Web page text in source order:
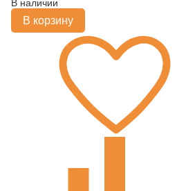
В наличии
В корзину